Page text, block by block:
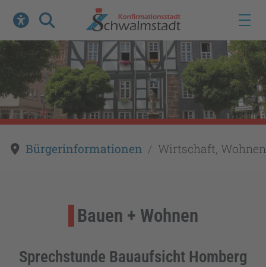
Werkzeuge zur Barrierefreiheit öffnen
Suche
Bürgerinformationen Wirtschaft,
Bauen + Wohnen
Sprechstunde Bauaufsicht Homberg